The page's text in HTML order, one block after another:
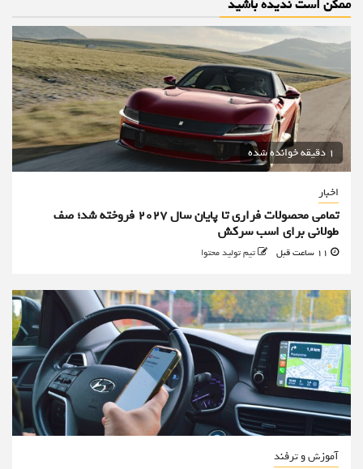
ممکن است ندیده باشید
1 دقیقه خوانده شده
اخبار
تمامی محصولات فراری تا پایان سال ۲۰۲۷ فروخته شد؛ صف
طولانی برای اسب سرکش
تیم تولید محتوا
آموزش و ترفند